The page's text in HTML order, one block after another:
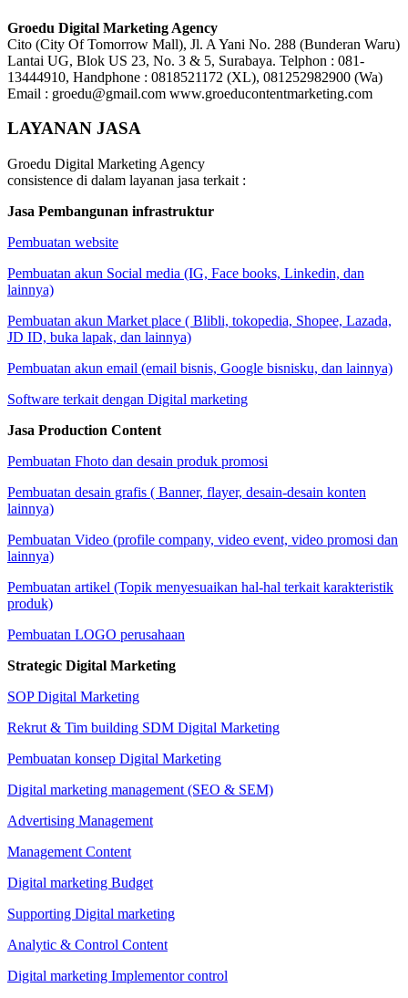
Groedu Digital Marketing Agency
Cito (City Of Tomorrow Mall), Jl. A Yani No. 288 (Bunderan Waru)
Lantai UG, Blok US 23, No. 3 & 5, Surabaya. Telphon : 081-
13444910, Handphone : 0818521172 (XL), 081252982900 (Wa)
Email : groedu@gmail.com www.groeducontentmarketing.com
LAYANAN JASA
Groedu Digital Marketing Agency
consistence di dalam layanan jasa terkait :
Jasa Pembangunan infrastruktur
Pembuatan website
Pembuatan akun Social media (IG, Face books, Linkedin, dan
lainnya)
Pembuatan akun Market place ( Blibli, tokopedia, Shopee, Lazada,
JD ID, buka lapak, dan lainnya)
Pembuatan akun email (email bisnis, Google bisnisku, dan lainnya)
Software terkait dengan Digital marketing
Jasa Production Content
Pembuatan Fhoto dan desain produk promosi
Pembuatan desain grafis ( Banner, flayer, desain-desain konten
lainnya)
Pembuatan Video (profile company, video event, video promosi dan
lainnya)
Pembuatan artikel (Topik menyesuaikan hal-hal terkait karakteristik
produk)
Pembuatan LOGO perusahaan
Strategic Digital Marketing
SOP Digital Marketing
Rekrut & Tim building SDM Digital Marketing
Pembuatan konsep Digital Marketing
Digital marketing management (SEO & SEM)
Advertising Management
Management Content
Digital marketing Budget
Supporting Digital marketing
Analytic & Control Content
Digital marketing Implementor control